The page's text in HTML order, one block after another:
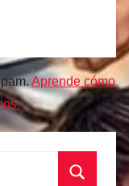
Aprende cómo